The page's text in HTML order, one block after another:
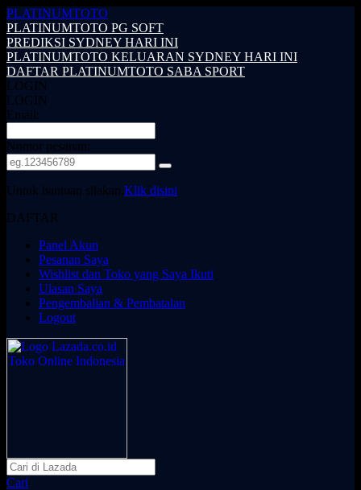
PLATINUMTOTO
PLATINUMTOTO PG SOFT
PREDIKSI SYDNEY HARI INI
PLATINUMTOTO KELUARAN SYDNEY HARI INI
DAFTAR PLATINUMTOTO SABA SPORT
LOGIN
LOGIN
Email:
Nomor pesanan:
Untuk bantuan silakan,Klik disini
DAFTAR
Panel Akun
Pesanan Saya
Wishlist dan Toko yang Saya Ikuti
Ulasan Saya
Pengembalian & Pembatalan
Logout
Cari